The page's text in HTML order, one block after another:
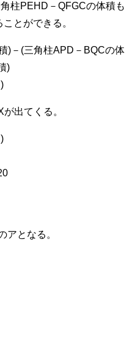
柱PEHD－QFGCの体積も
とができる。
)－(三角柱APD－BQCの体
)
出てくる。
アとなる。